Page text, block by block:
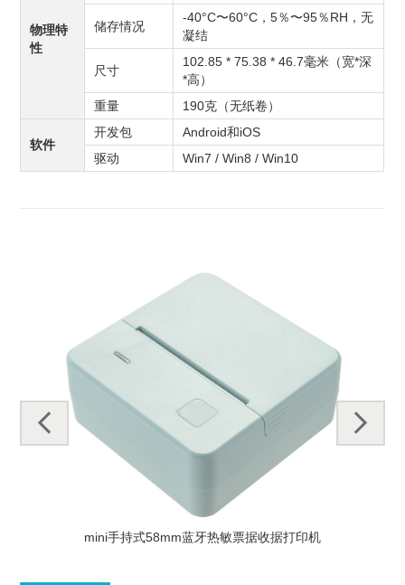
物理特
性
储存情况
-40°C〜60°C，5％〜95％RH，无
凝结
尺寸
102.85 * 75.38 * 46.7毫米（宽*深
*高）
重量
190克（无纸卷）
软件
开发包
Android和iOS
驱动
Win7 / Win8 / Win10
mini手持式58mm蓝牙热敏票据收据打印机
pre
next